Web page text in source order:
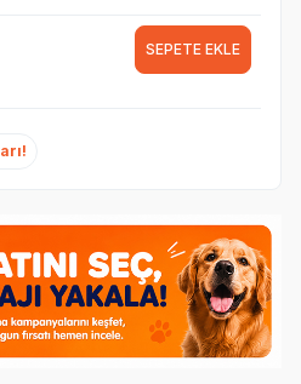
SEPETE EKLE